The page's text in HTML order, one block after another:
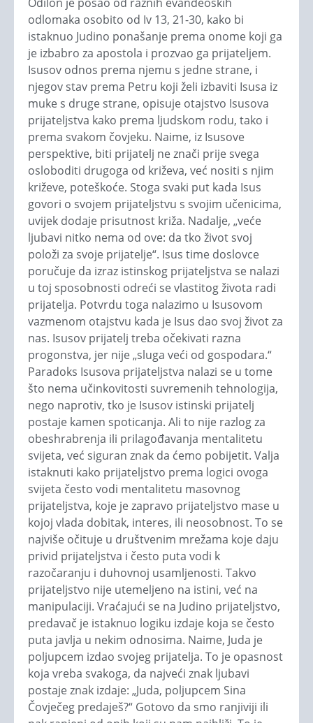
odlomaka osobito od Iv 13, 21-30, kako bi
istaknuo Judino ponašanje prema onome koji ga
je izbabro za apostola i prozvao ga prijateljem.
Isusov odnos prema njemu s jedne strane, i
njegov stav prema Petru koji želi izbaviti Isusa iz
muke s druge strane, opisuje otajstvo Isusova
prijateljstva kako prema ljudskom rodu, tako i
prema svakom čovjeku. Naime, iz Isusove
perspektive, biti prijatelj ne znači prije svega
osloboditi drugoga od križeva, već nositi s njim
križeve, poteškoće. Stoga svaki put kada Isus
govori o svojem prijateljstvu s svojim učenicima,
uvijek dodaje prisutnost križa. Nadalje, „veće
ljubavi nitko nema od ove: da tko život svoj
položi za svoje prijatelje“. Isus time doslovce
poručuje da izraz istinskog prijateljstva se nalazi
u toj sposobnosti odreći se vlastitog života radi
prijatelja. Potvrdu toga nalazimo u Isusovom
vazmenom otajstvu kada je Isus dao svoj život za
nas. Isusov prijatelj treba očekivati razna
progonstva, jer nije „sluga veći od gospodara.“
Paradoks Isusova prijateljstva nalazi se u tome
što nema učinkovitosti suvremenih tehnologija,
nego naprotiv, tko je Isusov istinski prijatelj
postaje kamen spoticanja. Ali to nije razlog za
obeshrabrenja ili prilagođavanja mentalitetu
svijeta, već siguran znak da ćemo pobijetit. Valja
istaknuti kako prijateljstvo prema logici ovoga
svijeta često vodi mentalitetu masovnog
prijateljstva, koje je zapravo prijateljstvo mase u
kojoj vlada dobitak, interes, ili neosobnost. To se
najviše očituje u društvenim mrežama koje daju
privid prijateljstva i često puta vodi k
razočaranju i duhovnoj usamljenosti. Takvo
prijateljstvo nije utemeljeno na istini, već na
manipulaciji. Vraćajući se na Judino prijateljstvo,
predavač je istaknuo logiku izdaje koja se često
puta javlja u nekim odnosima. Naime, Juda je
poljupcem izdao svojeg prijatelja. To je opasnost
koja vreba svakoga, da najveći znak ljubavi
postaje znak izdaje: „Juda, poljupcem Sina
Čovječeg predaješ?“ Gotovo da smo ranjiviji ili